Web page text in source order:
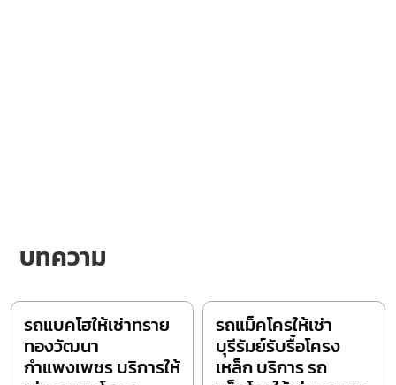
บทความ
รถแบคโฮให้เช่าทราย
ทองวัฒนา
กำแพงเพชร บริการให้
รถแม็คโครให้เช่า
บุรีรัมย์รับรื้อโครง
เหล็ก บริการ รถ